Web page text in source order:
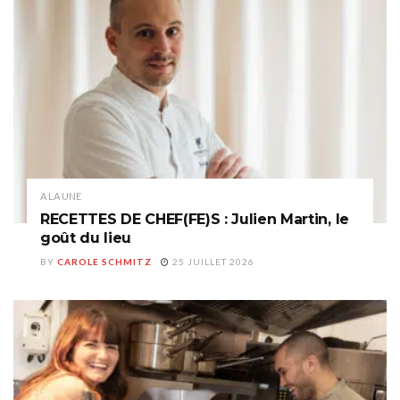
A LA UNE
RECETTES DE CHEF(FE)S : Julien Martin, le
goût du lieu
BY CAROLE SCHMITZ 25 JUILLET 2026